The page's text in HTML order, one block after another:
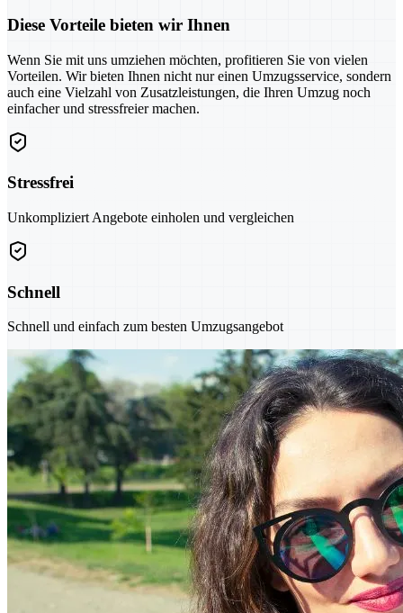
Diese Vorteile bieten wir Ihnen
Wenn Sie mit uns umziehen möchten, profitieren Sie von vielen
Vorteilen. Wir bieten Ihnen nicht nur einen Umzugsservice, sondern
auch eine Vielzahl von Zusatzleistungen, die Ihren Umzug noch
einfacher und stressfreier machen.
Stressfrei
Unkompliziert Angebote einholen und vergleichen
Schnell
Schnell und einfach zum besten Umzugsangebot